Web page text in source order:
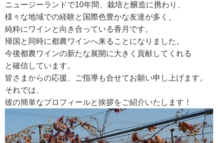
ACCESSMAP
アクセスマップ
CONTACT
求人情報
ニュージーランドで10年間、栽培と醸造に携わり、
様々な地域での経験と国際色豊かな友達が多く、
純粋にワインと向き合っている香月です。
帰国と同時に都農ワインへ来ることになりました。
今後都農ワインの新たな展開に大きく貢献してくれる
と確信しています。
皆さまからの応援、ご指導も合せてお願い申し上げます。
それでは、
彼の簡単なプロフィールと挨拶をご紹介いたします！